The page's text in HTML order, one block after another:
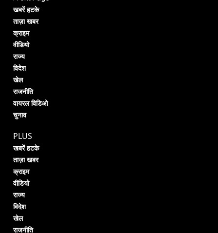
खबरें हटके
ताज़ा खबर
क्राइम
वीडियो
राज्य
विदेश
खेल
राजनीति
वायरल विडिओ
चुनाव
PLUS
खबरें हटके
ताज़ा खबर
क्राइम
वीडियो
राज्य
विदेश
खेल
राजनीति